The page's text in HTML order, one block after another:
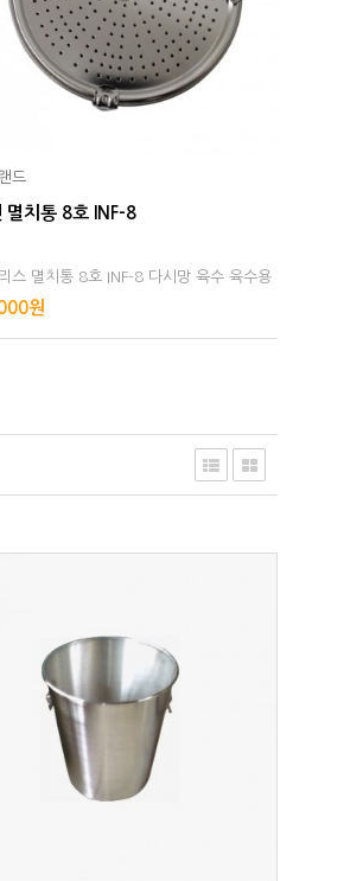
치통 7호 INF-7
육수 육수용 육수망 멸치 육수통 스텐리스
다시다 거름망 다시통 스텐레스
원